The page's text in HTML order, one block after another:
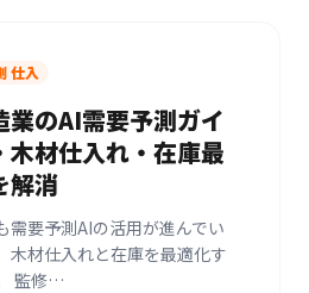
仕入
業のAI需要予測ガイ
木材仕入れ・在庫最
解消
需要予測AIの活用が進んでい
木材仕入れと在庫を最適化す
監修…